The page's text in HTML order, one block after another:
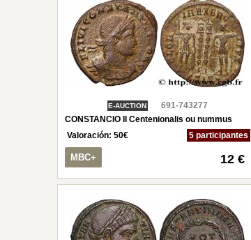
E-AUCTION
691-743277
CONSTANCIO II Centenionalis ou nummus
Valoración:50€ 5 participantes
MBC+ 12 €